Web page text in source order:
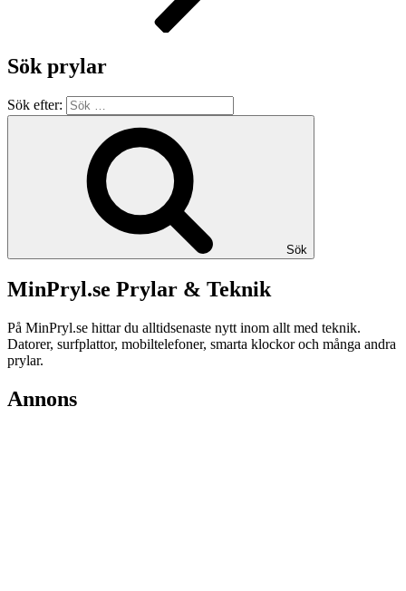
Sök prylar
Sök efter:
Sök
MinPryl.se Prylar & Teknik
På MinPryl.se hittar du alltidsenaste nytt inom allt med teknik.
Datorer, surfplattor, mobiltelefoner, smarta klockor och många andra
prylar.
Annons